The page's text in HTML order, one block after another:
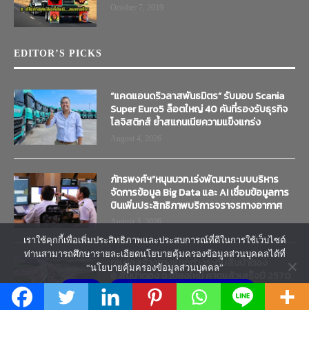
EDITOR’S PICKS
“แคดแอนดริวลาสพันธมิตร” รับมอบ Scania
Super Euro5 ล็อตใหญ่ 40 คันที่รองรับธุรกิจ
โลจิสติกส์ ย้ำสแกนเนียความแข็งแกร่ง
ภัทรพงศ์ฯ”หนุนบวท.เร่งพัฒนาระบบบริหาร
จัดการข้อมูล Big Data และ AI เชื่อมข้อมูลการ
บินเพิ่มประสิทธิภาพบริการจราจรทางอากาศ
August 3, 2026
ทช.ก่อสร้างทางแยกต่างระดับสันป่าตอง
อ.สันป่าตอง จ.เชียงใหม่ คาดแล้วเสร็จปี 2570
August 3, 2026
เราใช้คุกกี้เพื่อเพิ่มประสิทธิภาพและประสบการณ์ที่ดีในการใช้เว็บไซต์
ท่านสามารถศึกษารายละเอียดนโยบายคุ้มครองข้อมูลส่วนบุคคลได้ที่
“นโยบายคุ้มครองข้อมูลส่วนบุคคล”
ยอมรับ นโยบายคุ้มครองข้อมูลส่วนบุคคล